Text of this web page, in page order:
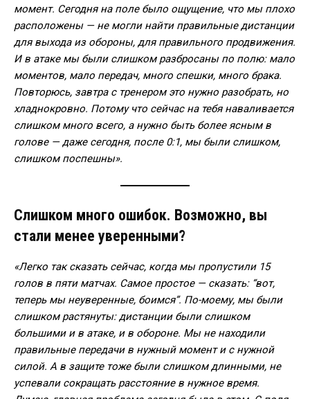
момент. Сегодня на поле было ощущение, что мы плохо
расположены — не могли найти правильные дистанции
для выхода из обороны, для правильного продвижения.
И в атаке мы были слишком разбросаны по полю: мало
моментов, мало передач, много спешки, много брака.
Повторюсь, завтра с тренером это нужно разобрать, но
хладнокровно. Потому что сейчас на тебя наваливается
слишком много всего, а нужно быть более ясным в
голове — даже сегодня, после 0:1, мы были слишком,
слишком поспешны».
Слишком много ошибок. Возможно, вы
стали менее уверенными?
«Легко так сказать сейчас, когда мы пропустили 15
голов в пяти матчах. Самое простое — сказать: “вот,
теперь мы неуверенные, боимся”. По-моему, мы были
слишком растянуты: дистанции были слишком
большими и в атаке, и в обороне. Мы не находили
правильные передачи в нужный момент и с нужной
силой. А в защите тоже были слишком длинными, не
успевали сокращать расстояние в нужное время.